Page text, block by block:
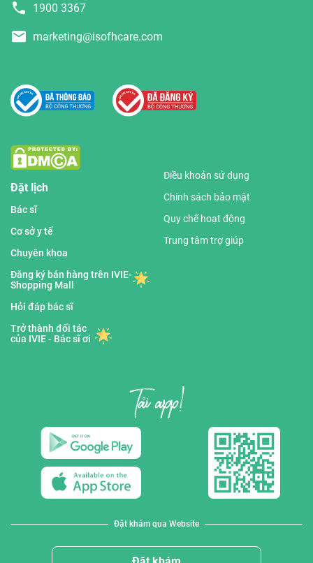
1900 3367
marketing@isofhcare.com
Đặt lịch
Bác sĩ
Cơ sở y tế
Chuyên khoa
Đăng ký bán hàng trên IVIE-
Shopping Mall
Hỏi đáp bác sĩ
Trở thành đối tác
của IVIE - Bác sĩ ơi
Điều khoản sử dụng
Chính sách bảo mật
Quy chế hoạt động
Trung tâm trợ giúp
Đặt khám qua Website